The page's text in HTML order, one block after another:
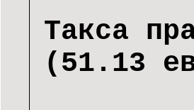
Такса
(51.13